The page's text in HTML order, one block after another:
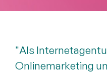
"Als
Onlinemarketing